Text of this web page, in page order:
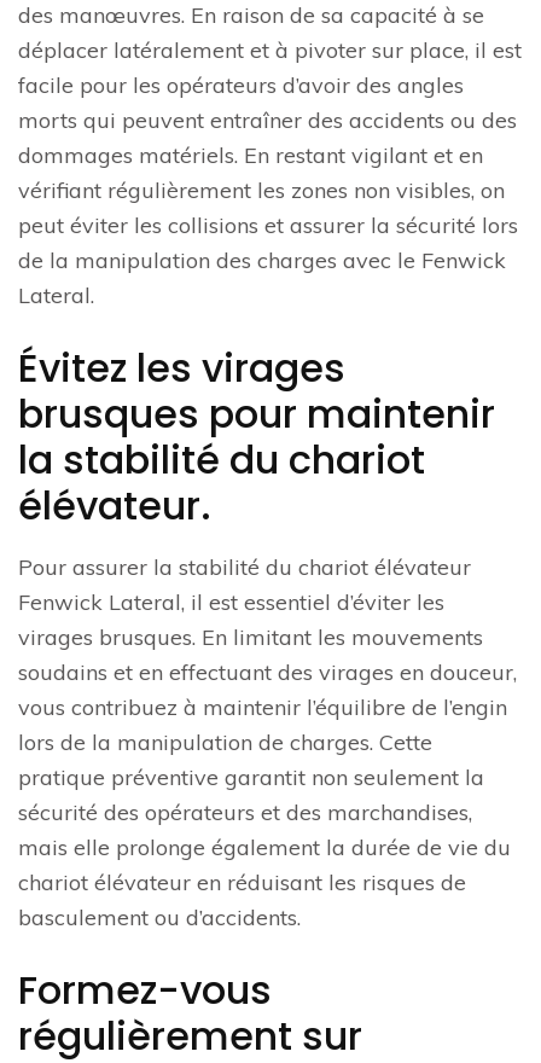
des manœuvres. En raison de sa capacité à se
déplacer latéralement et à pivoter sur place, il est
facile pour les opérateurs d’avoir des angles
morts qui peuvent entraîner des accidents ou des
dommages matériels. En restant vigilant et en
vérifiant régulièrement les zones non visibles, on
peut éviter les collisions et assurer la sécurité lors
de la manipulation des charges avec le Fenwick
Lateral.
Évitez les virages
brusques pour maintenir
la stabilité du chariot
élévateur.
Pour assurer la stabilité du chariot élévateur
Fenwick Lateral, il est essentiel d’éviter les
virages brusques. En limitant les mouvements
soudains et en effectuant des virages en douceur,
vous contribuez à maintenir l’équilibre de l’engin
lors de la manipulation de charges. Cette
pratique préventive garantit non seulement la
sécurité des opérateurs et des marchandises,
mais elle prolonge également la durée de vie du
chariot élévateur en réduisant les risques de
basculement ou d’accidents.
Formez-vous
régulièrement sur